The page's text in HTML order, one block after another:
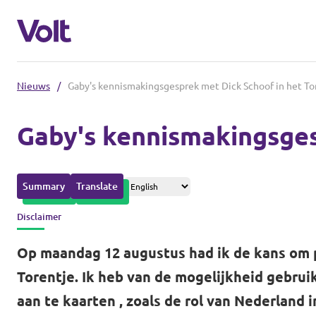
Volt Amsterdam
Volt Arnhem
Volt Delft
Afdelingen in de provincies
Standpunten
Over Volt
Mensen
Nieuws
Nieuws / Gaby's kennismakingsgesprek met Dick Schoof in het
Gaby's
Summary Translate
Disclaimer
Op maandag 12 augustus had ik de kans
Torentje. Ik heb van de mogelijkheid
aan te kaarten , zoals de rol van Nederland